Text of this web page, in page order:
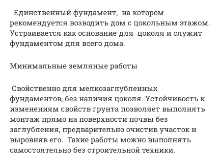
Единственный фундамент, на котором
рекомендуется возводить дом с цокольным этажом.
Устраивается как основание для цоколя и служит
фундаментом для всего дома.
Минимальные земляные работы
Свойственно для мелкозаглубленных
фундаментов, без наличия цоколя. Устойчивость к
изменениям свойств грунта позволяет выполнять
монтаж прямо на поверхности почвы без
заглубления, предварительно очистив участок и
выровняв его. Такие работы можно выполнять
самостоятельно без строительной техники.